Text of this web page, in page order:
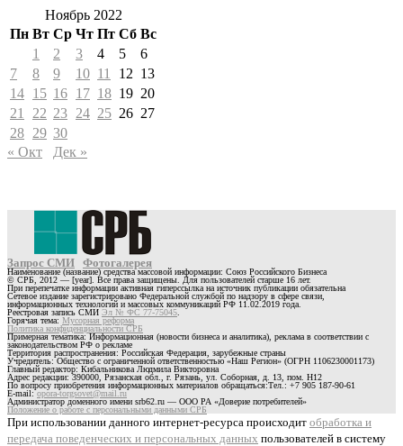
Ноябрь 2022
Пн Вт Ср Чт Пт Сб Вс
1
2 3 4 5
6
7
8 9 10 11 12 13
14 15 16 17 18 19 20
21
22 23 24 25 26 27
28 29 30
« Окт
Дек »
Запрос СМИ Фотогалерея
Наименование (название) средства массовой информации: Союз Российского Бизнеса
© СРБ, 2012 — [year]. Все права защищены. Для пользователей старше 16 лет.
При перепечатке информации активная гиперссылка на источник публикации обязательна
Сетевое издание зарегистрировано Федеральной службой по надзору в сфере связи,
информационных технологий и массовых коммуникаций РФ 11.02.2019 года.
Реестровая запись СМИ Эл № ФС 77-75045
Горячая тема: Мусорная реформа
Политика конфиденциальности СРБ
Примерная тематика: Информационная (новости бизнеса и аналитика), реклама в соответствии с
законодательством РФ о рекламе
Территория распространения: Российская Федерация, зарубежные страны
Учредитель: Общество с ограниченной ответственностью «Наш Регион» (ОГРН 1106230001173)
Главный редактор: Кибальникова Людмила Викторовна
Адрес редакции: 390000, Рязанская обл., г. Рязань, ул. Соборная, д. 13, пом. Н12
По вопросу приобретения информационных материалов обращаться:Тел.: +7 905 187-90-61
E-mail:opora-torgsovet@mail.ru
Администратор доменного имени srb62.ru — ООО РА «Доверие потребителей»
Положение о работе с персональными данными СРБ
При использовании данного интернет-ресурса происходит обработка и
передача поведенческих и персональных данных пользователей в систему